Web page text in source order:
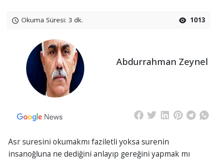
Okuma Süresi: 3 dk. 1013
Abdurrahman Zeynel
Asr suresini okumakmı faziletli yoksa surenin
insanoğluna ne dediğini anlayıp gereğini yapmak mı